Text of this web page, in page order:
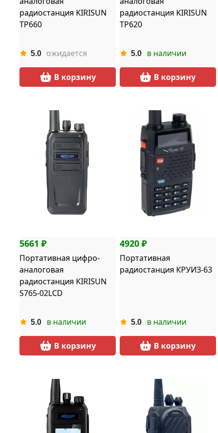
радиостанция KIRISUN
TP660
5.0 ожидается
В корзину
радиостанция KIRISUN
TP620
5.0 в наличии
В корзину
5661 ₽
Портативная цифро-
аналоговая
радиостанция KIRISUN
S765-02LCD
5.0 в наличии
В корзину
4920 ₽
Портативная
радиостанция КРУИЗ-63
5.0 в наличии
В корзину